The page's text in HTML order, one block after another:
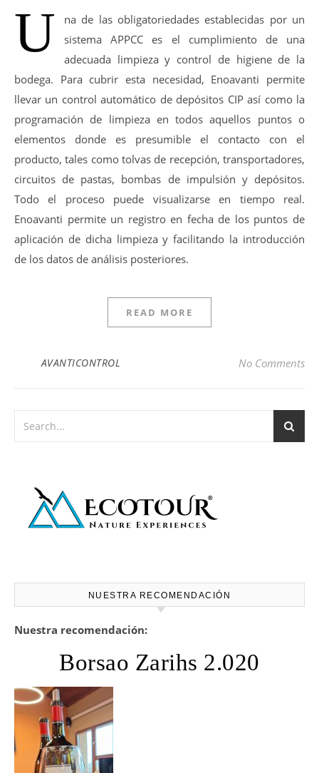
U
na de las obligatoriedades establecidas por un
sistema APPCC es el cumplimiento de una
adecuada limpieza y control de higiene de la
bodega. Para cubrir esta necesidad, Enoavanti permite
llevar un control automático de depósitos CIP así como la
programación de limpieza en todos aquellos puntos o
elementos donde es presumible el contacto con el
producto, tales como tolvas de recepción, transportadores,
circuitos de pastas, bombas de impulsión y depósitos.
Todo el proceso puede visualizarse en tiempo real.
Enoavanti permite un registro en fecha de los puntos de
aplicación de dicha limpieza y facilitando la introducción
de los datos de análisis posteriores.
READ MORE
AVANTICONTROL No Comments
NUESTRA RECOMENDACIÓN
Nuestra recomendación:
Borsao Zarihs 2.020